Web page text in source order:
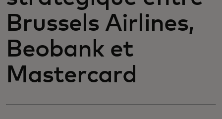
Brussels Airlines,
Beobank et
Mastercard